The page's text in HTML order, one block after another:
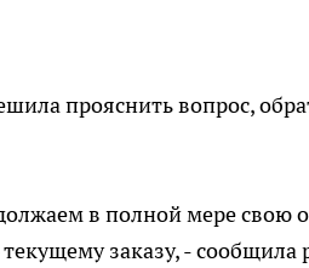
прояснить вопрос,
в полной мере свою
заказу, - сообщила